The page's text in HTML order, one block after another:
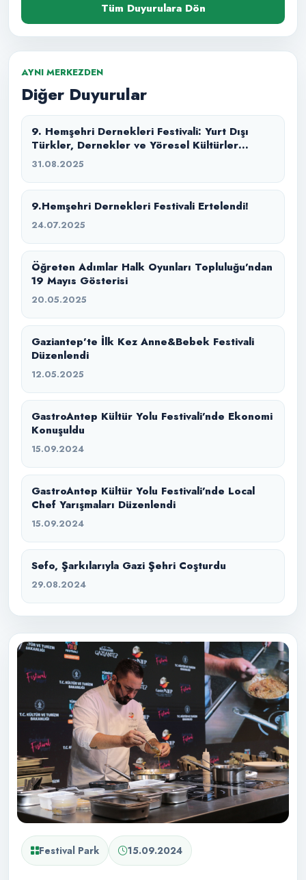
Festival Park 15.09.2024
Tüm Duyurulara Dön
AYNI MERKEZDEN
Diğer Duyurular
9. Hemşehri Dernekleri Festivali: Yurt Dışı
Türkler, Dernekler ve Yöresel Kültürler
Buluşması
31.08.2025
9.Hemşehri Dernekleri Festivali Ertelendi!
24.07.2025
Öğreten Adımlar Halk Oyunları Topluluğu’ndan
19 Mayıs Gösterisi
20.05.2025
Gaziantep’te İlk Kez Anne&Bebek Festivali
Düzenlendi
12.05.2025
GastroAntep Kültür Yolu Festivali’nde Ekonomi
Konuşuldu
15.09.2024
GastroAntep Kültür Yolu Festivali’nde Local
Chef Yarışmaları Düzenlendi
15.09.2024
Sefo, Şarkılarıyla Gazi Şehri Coşturdu
29.08.2024